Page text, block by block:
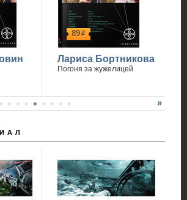
89р
Лариса Бортникова
Погоня за жужелицей